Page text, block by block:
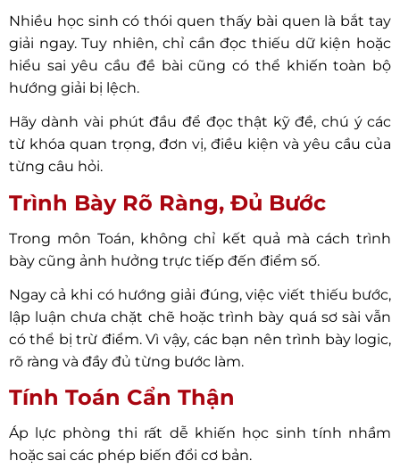
Nhiều học sinh có thói quen thấy bài quen là bắt tay
giải ngay. Tuy nhiên, chỉ cần đọc thiếu dữ kiện hoặc
hiểu sai yêu cầu đề bài cũng có thể khiến toàn bộ
hướng giải bị lệch.
Hãy dành vài phút đầu để đọc thật kỹ đề, chú ý các
từ khóa quan trọng, đơn vị, điều kiện và yêu cầu của
từng câu hỏi.
Trình Bày Rõ Ràng, Đủ Bước
Trong môn Toán, không chỉ kết quả mà cách trình
bày cũng ảnh hưởng trực tiếp đến điểm số.
Ngay cả khi có hướng giải đúng, việc viết thiếu bước,
lập luận chưa chặt chẽ hoặc trình bày quá sơ sài vẫn
có thể bị trừ điểm. Vì vậy, các bạn nên trình bày logic,
rõ ràng và đầy đủ từng bước làm.
Tính Toán Cẩn Thận
Áp lực phòng thi rất dễ khiến học sinh tính nhầm
hoặc sai các phép biến đổi cơ bản.